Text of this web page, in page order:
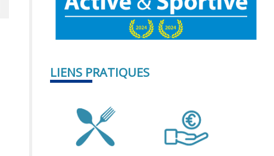
LIENS PRATIQUES